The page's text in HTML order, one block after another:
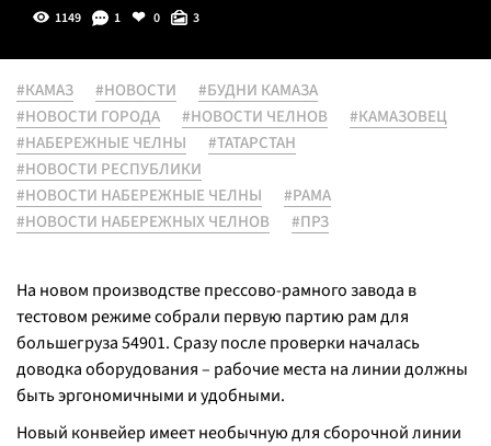
1149 1 0 3
#КАМАЗ #НОВОСТИ
#БУДНИ КАМАЗА
#НОВОСТИ ГОРОДА
#НОВОСТИ ЧЕЛНОВ
#КАМАЗОВЕЦ
#НАБЕРЕЖНЫЕ ЧЕЛНЫ
#ТАТАРСТАН
#НОВОСТИ РЕСПУБЛИКИ
#НОВОСТИ НАБЕРЕЖНЫЕ ЧЕЛНЫ
#РАМА
#НОВОСТИ НАБЕРЕЖНЫХ ЧЕЛНОВ
#ПРЗ
На новом производстве прессово-рамного завода в
тестовом режиме собрали первую партию рам для
большегруза 54901. Сразу после проверки началась
доводка оборудования – рабочие места на линии должны
быть эргономичными и удобными.
Новый конвейер имеет необычную для сборочной линии